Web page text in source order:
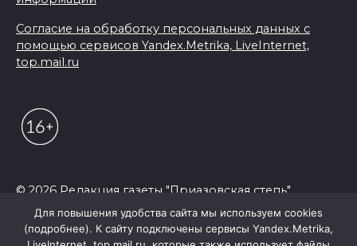
Согласие на обработку персональных данных с
помощью сервисов Yandex.Metrika, LiveInternet,
top.mail.ru
© 2026 Редакция газеты "Приазовская степь"
Для повышения удобства сайта мы используем cookies
(подробнее). К сайту подключены сервисы Yandex.Metrika,